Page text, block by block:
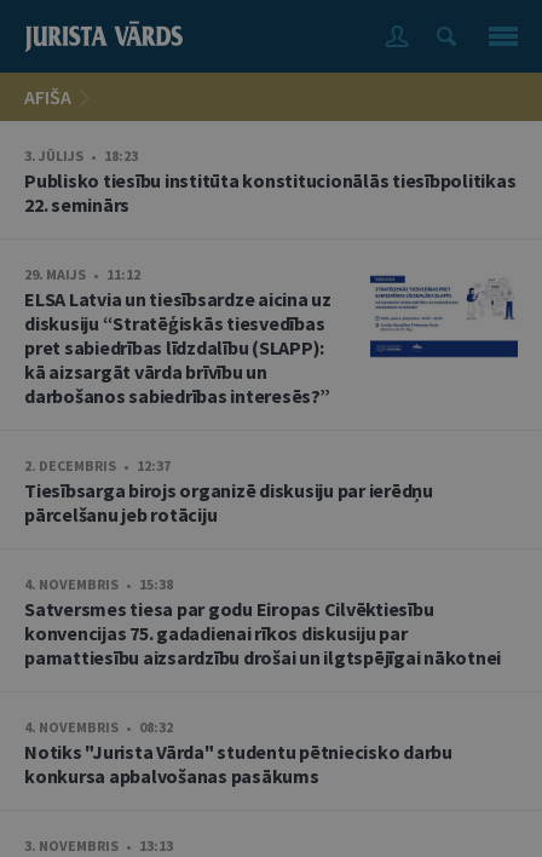
AFIŠA
3. JŪLIJS • 18:23
Publisko tiesību institūta konstitucionālās tiesībpolitikas
22. seminārs
29. MAIJS • 11:12
ELSA Latvia un tiesībsardze aicina uz
diskusiju “Stratēģiskās tiesvedības
pret sabiedrības līdzdalību (SLAPP):
kā aizsargāt vārda brīvību un
darbošanos sabiedrības interesēs?”
2. DECEMBRIS • 12:37
Tiesībsarga birojs organizē diskusiju par ierēdņu
pārcelšanu jeb rotāciju
4. NOVEMBRIS • 15:38
Satversmes tiesa par godu Eiropas Cilvēktiesību
konvencijas 75. gadadienai rīkos diskusiju par
pamattiesību aizsardzību drošai un ilgtspējīgai nākotnei
4. NOVEMBRIS • 08:32
Notiks "Jurista Vārda" studentu pētniecisko darbu
konkursa apbalvošanas pasākums
3. NOVEMBRIS • 13:13